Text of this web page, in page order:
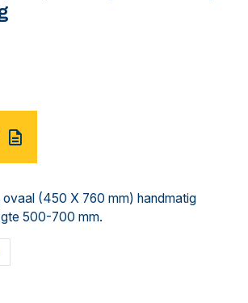
(450 X 760 mm) handmatig
500-700 mm.